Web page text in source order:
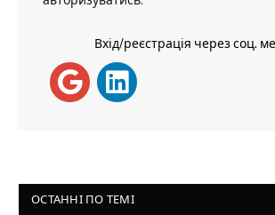
Вхід/реєстрація через соц.
ОСТАННІ ПО ТЕМІ